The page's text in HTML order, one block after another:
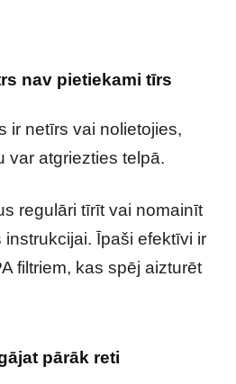
nav pietiekami tīrs
ir netīrs vai nolietojies,
var atgriezties telpā.
regulāri tīrīt vai nomainīt
Īpaši efektīvi ir
filtriem, kas spēj aizturēt
pārāk reti